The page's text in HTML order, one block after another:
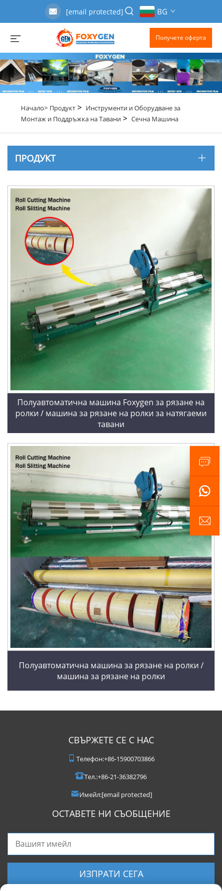
[email protected] BG
Получете оферта
Начало> Продукт> Инструменти и Оборудване за
Монтаж и Поддръжка на Тавани> Сечна Машина
ПРОДУКТ
Полуавтоматична машина Foxygen за рязане на
ролки / машина за рязане на ролки за натягаеми
тавани
Полуавтоматична машина за рязане на ролки /
машина за рязане на ролки
СВЪРЖЕТЕ СЕ С НАС
Телефон:+86-15900703866
Тел.:+86-21-36382796
Имейл:[email protected]
ОСТАВЕТЕ НИ СЪОБЩЕНИЕ
ИЗПРАТИ СЕГА